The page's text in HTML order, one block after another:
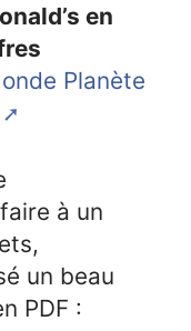
en
Planète
à un
un beau
PDF :